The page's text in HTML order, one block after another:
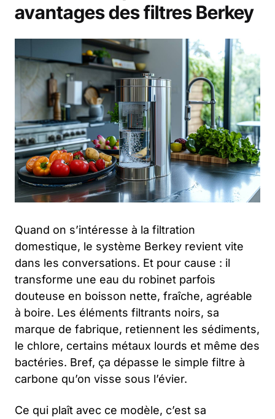
avantages des filtres Berkey
Quand on s’intéresse à la filtration
domestique, le système Berkey revient vite
dans les conversations. Et pour cause : il
transforme une eau du robinet parfois
douteuse en boisson nette, fraîche, agréable
à boire. Les éléments filtrants noirs, sa
marque de fabrique, retiennent les sédiments,
le chlore, certains métaux lourds et même des
bactéries. Bref, ça dépasse le simple filtre à
carbone qu’on visse sous l’évier.
Ce qui plaît avec ce modèle, c’est sa